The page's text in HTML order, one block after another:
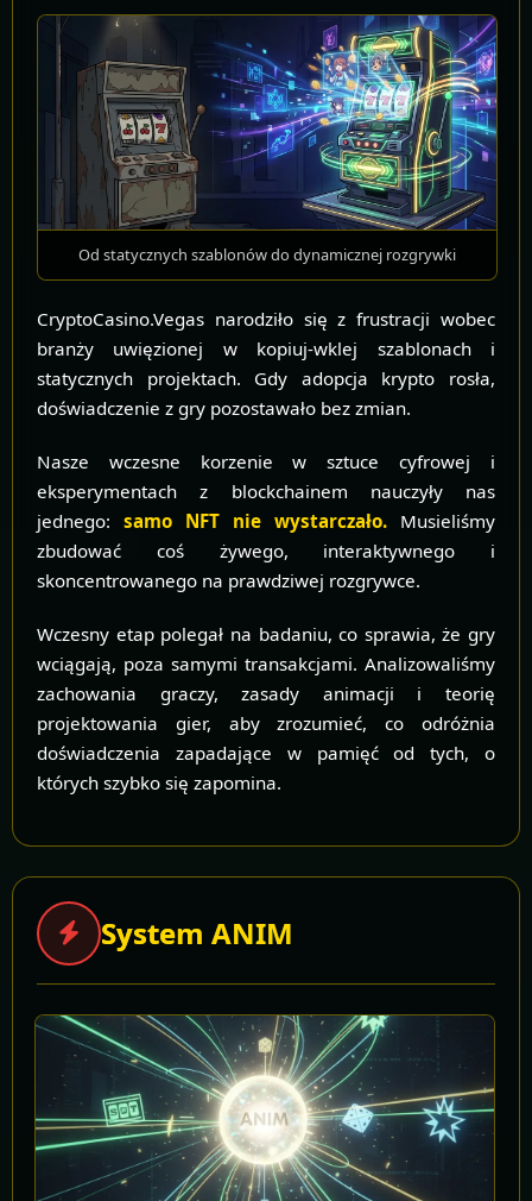
Od statycznych szablonów do dynamicznej rozgrywki
CryptoCasino.Vegas narodziło się z frustracji wobec
branży uwięzionej w kopiuj-wklej szablonach i
statycznych projektach. Gdy adopcja krypto rosła,
doświadczenie z gry pozostawało bez zmian.
Nasze wczesne korzenie w sztuce cyfrowej i
eksperymentach z blockchainem nauczyły nas
jednego: samo NFT nie wystarczało. Musieliśmy
zbudować coś żywego, interaktywnego i
skoncentrowanego na prawdziwej rozgrywce.
Wczesny etap polegał na badaniu, co sprawia, że gry
wciągają, poza samymi transakcjami. Analizowaliśmy
zachowania graczy, zasady animacji i teorię
projektowania gier, aby zrozumieć, co odróżnia
doświadczenia zapadające w pamięć od tych, o
których szybko się zapomina.
System ANIM